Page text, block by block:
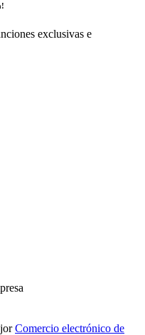
exclusivas e
Comercio electrónico de